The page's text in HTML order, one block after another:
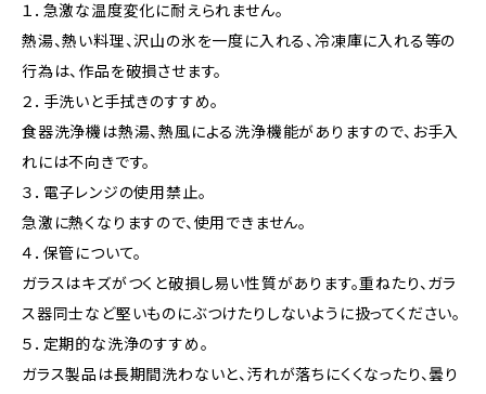
１．急激な温度変化に耐えられません。
熱湯、熱い料理、沢山の氷を一度に入れる、冷凍庫に入れる等の
行為は、作品を破損させます。
２．手洗いと手拭きのすすめ。
食器洗浄機は熱湯、熱風による洗浄機能がありますので、お手入
れには不向きです。
３．電子レンジの使用禁止。
急激に熱くなりますので、使用できません。
４．保管について。
ガラスはキズがつくと破損し易い性質があります。重ねたり、ガラ
ス器同士など堅いものにぶつけたりしないように扱ってください。
５．定期的な洗浄のすすめ。
ガラス製品は長期間洗わないと、汚れが落ちにくくなったり、曇り